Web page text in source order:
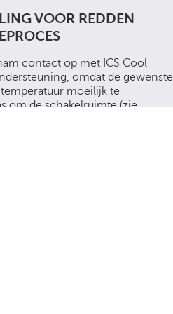
VOOR REDDEN
contact op met ICS Cool
omdat de gewenste
moeilijk te
om de schakelruimte (zie...